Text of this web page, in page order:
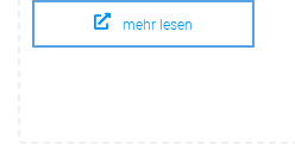
mehr lesen